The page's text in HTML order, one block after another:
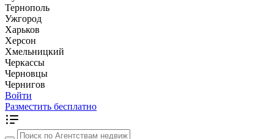
Тернополь
Ужгород
Харьков
Херсон
Хмельницкий
Черкассы
Чернoвцы
Чернигов
Войти
Разместить бесплатно